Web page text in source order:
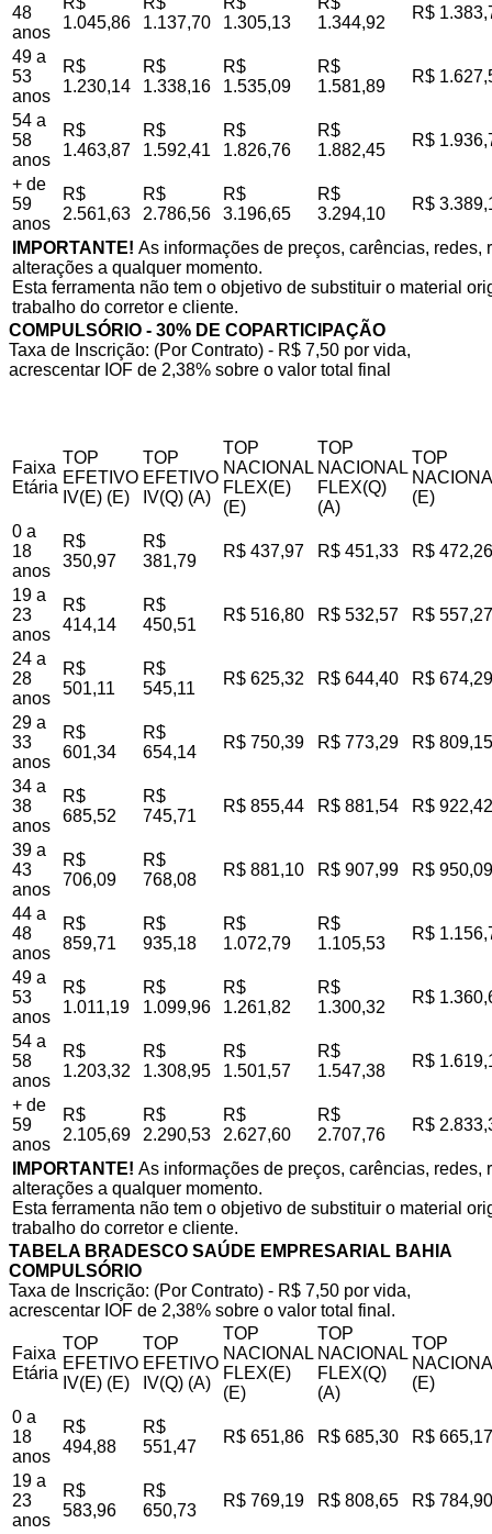
48
anos
1.045,86
1.137,70
1.305,13
1.344,92
R$
49 a
53
anos
R$
1.230,14
R$
1.338,16
R$
1.535,09
R$
1.581,89
R$
54 a
58
anos
R$
1.463,87
R$
1.592,41
R$
1.826,76
R$
1.882,45
R$
+ de
59
anos
R$
2.561,63
R$
2.786,56
R$
3.196,65
R$
3.294,10
R$
IMPORTANTE! As informações de preços, carências,
alterações a qualquer momento.
Esta ferramenta não tem o objetivo de substituir o material
trabalho do corretor e cliente.
COMPULSÓRIO - 30% DE COPARTICIPAÇÃO
Taxa de Inscrição: (Por Contrato) - R$ 7,50 por vida,
acrescentar IOF de 2,38% sobre o valor total final
Faixa
Etária
TOP
EFETIVO
IV(E) (E)
TOP
EFETIVO
IV(Q) (A)
TOP
NACIONAL
FLEX(E)
(E)
TOP
NACIONAL
FLEX(Q)
(A)
TOP
(E)
0 a
18
anos
R$
350,97
R$
381,79
R$ 437,97 R$ 451,33 R$ 472,26
19 a
23
anos
R$
414,14
R$
450,51
R$ 516,80 R$ 532,57 R$ 557,27
24 a
28
anos
R$
501,11
R$
545,11
R$ 625,32 R$ 644,40 R$ 674,29
29 a
33
anos
R$
601,34
R$
654,14
R$ 750,39 R$ 773,29 R$ 809,15
34 a
38
anos
R$
685,52
R$
745,71
R$ 855,44 R$ 881,54 R$ 922,42
39 a
43
anos
R$
706,09
R$
768,08
R$ 881,10 R$ 907,99 R$ 950,09
44 a
48
anos
R$
859,71
R$
935,18
R$
1.072,79
R$
1.105,53
R$
49 a
53
anos
R$
1.011,19
R$
1.099,96
R$
1.261,82
R$
1.300,32
R$
54 a
58
anos
R$
1.203,32
R$
1.308,95
R$
1.501,57
R$
1.547,38
R$
+ de
59
anos
R$
2.105,69
R$
2.290,53
R$
2.627,60
R$
2.707,76
R$
IMPORTANTE! As informações de preços, carências,
alterações a qualquer momento.
Esta ferramenta não tem o objetivo de substituir o material
trabalho do corretor e cliente.
TABELA BRADESCO SAÚDE EMPRESARIAL BAHIA
COMPULSÓRIO
Taxa de Inscrição: (Por Contrato) - R$ 7,50 por vida,
acrescentar IOF de 2,38% sobre o valor total final.
Faixa
Etária
TOP
EFETIVO
IV(E) (E)
TOP
EFETIVO
IV(Q) (A)
TOP
NACIONAL
FLEX(E)
(E)
TOP
NACIONAL
FLEX(Q)
(A)
TOP
(E)
0 a
18
anos
R$
494,88
R$
551,47
R$ 651,86 R$ 685,30 R$ 665,17
19 a
23
anos
R$
583,96
R$
650,73
R$ 769,19 R$ 808,65 R$ 784,90